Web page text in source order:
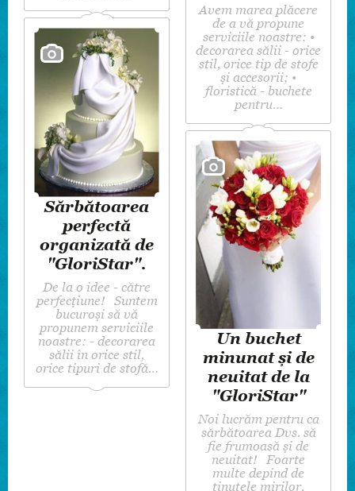
Avem marea plăcere
de a vă propune
serviciile noastre: •
decorarea sălii - orice
stil, orice tip de stofe
și accesorii; •
floristică - buchete
pentru…
Sărbătoarea
perfectă
organizată de
"GloriStar".
De la o idee - către
perfecțiune! Suntem
bucuroși să vă
propunem serviciile
noastre: - decorarea
sălii în orice stil,
orice tipuri de stofă…
Un buchet
minunat și de
neuitat de la
"GloriStar"
Noi lucrăm pentru ca
sărbătoarea Dvs. să
fie frumoasă și de
neuitat! Foarte
multe depind de
ținutele mirilor,